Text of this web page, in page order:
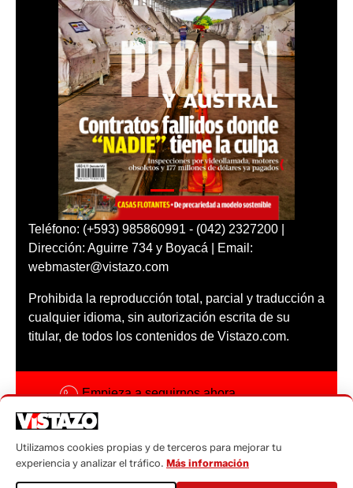
Teléfono: (+593) 985860991 - (042) 2327200 |
Dirección: Aguirre 734 y Boyacá | Email:
webmaster@vistazo.com
Prohibida la reproducción total, parcial y traducción a
cualquier idioma, sin autorización escrita de su
titular, de todos los contenidos de Vistazo.com.
Empieza a seguirnos ahora
Código ética
Sugerencias a:
Utilizamos cookies propias y de terceros para mejorar tu
experiencia y analizar el tráfico. Más información